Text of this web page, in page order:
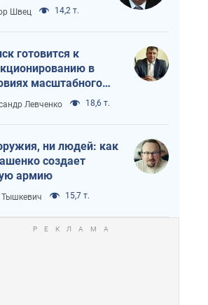
план
и Путина?
Швец 14,2 т.
готовится к
в
масштабного
кризиса
Левченко 18,6 т.
ни людей: как
создает
армию
Тышкевич 15,7 т.